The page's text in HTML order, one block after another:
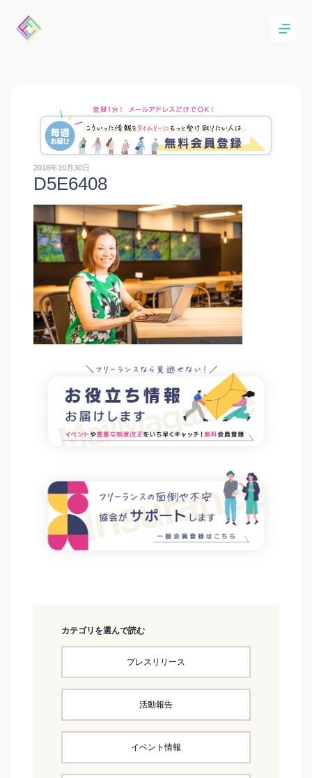
2018年10月30日
D5E6408
カテゴリを選んで読む
プレスリリース
活動報告
イベント情報